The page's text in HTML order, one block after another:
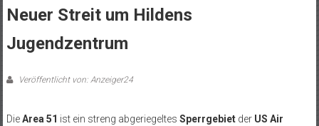
Neuer Streit um Hildens
Jugendzentrum
Veröffentlicht von: Anzeiger24
DieArea 51 ist ein streng abgeriegeltes Sperrgebietder US Air